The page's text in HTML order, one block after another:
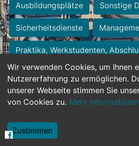
Wir verwenden Cookies, um Ihnen
Nutzererfahrung zu ermöglichen.
unserer Webseite stimmen Sie
von Cookies zu. Mehr
Zustimmen
Ausbildungsplätze Sonstige
Sicherheitsdienste
Praktika, Werkstudenten,
Personalwesen Assistenz,
Hilfskräfte, Aushilfs- und
Weiterbildung, Studium, duale